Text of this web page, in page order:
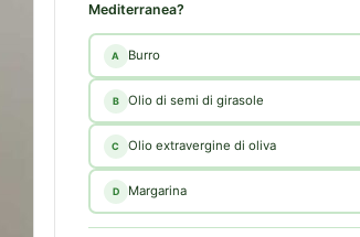
Mediterranea?
A Burro
B Olio di semi di girasole
C Olio extravergine di oliva
D Margarina